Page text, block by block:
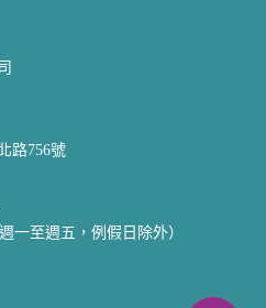
路756號
一至週五，例假日除外）